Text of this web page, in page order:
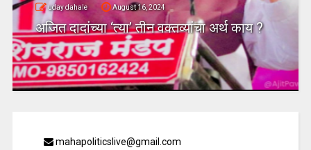
uday dahale August 16, 2024
अजित दादांच्या ‘त्या’ तीन वक्तव्यांचा अर्थ काय ?
mahapoliticslive@gmail.com